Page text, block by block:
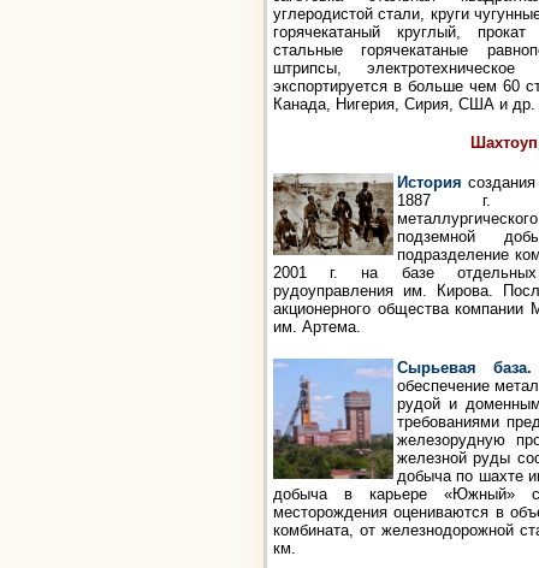
углеродистой стали, круги
горячекатаный круглый,
стальные горячекатаные
штрипсы,
экспортируется в больше чем 60
Канада, Нигерия, Сирия, США и др.
История создания
1887 г.
подземной
подразделение
2001 г. на базе отдельных
рудоуправления им. Кирова.
акционерного общества компании
им. Артема.
Сырьевая база.
обеспечение
рудой и
требованиями
железорудную
железной руды
добыча по шахте
добыча в карьере «Южный»
месторождения оцениваются в
комбината, от железнодорожной
км.